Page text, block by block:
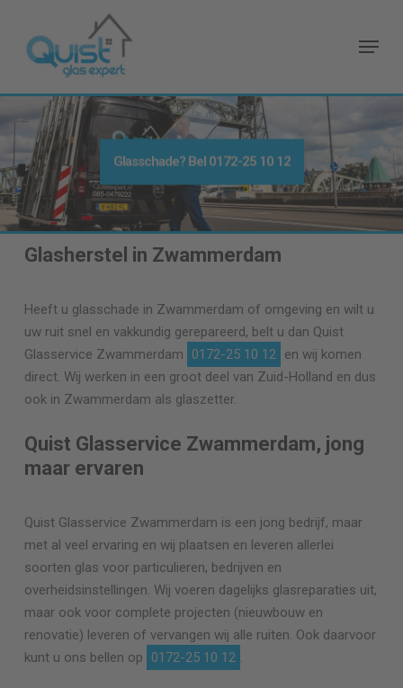
main
Menu
Glasschade? Bel 0172-25 10 12
Glasherstel in Zwammerdam
Heeft u glasschade in Zwammerdam of omgeving en wilt u
uw ruit snel en vakkundig gerepareerd, belt u dan Quist
Glasservice Zwammerdam
0172-25 10 12 en wij komen
direct. Wij werken in een groot deel van Zuid-Holland en dus
ook in Zwammerdam als glaszetter.
Quist Glasservice Zwammerdam, jong
maar ervaren
Quist Glasservice Zwammerdam is een jong bedrijf, maar
met al veel ervaring en wij plaatsen en leveren allerlei
soorten glas voor particulieren, bedrijven en
overheidsinstellingen. Wij voeren dagelijks glasreparaties uit,
maar ook voor complete projecten (nieuwbouw en
renovatie) leveren of vervangen wij alle ruiten. Ook daarvoor
kunt u ons bellen op
0172-25 10 12 .